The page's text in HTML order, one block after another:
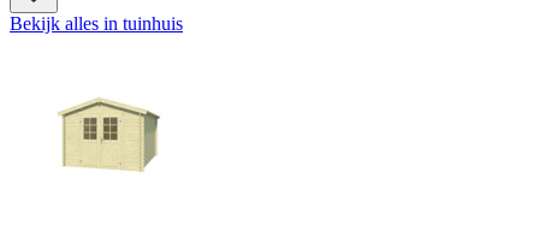
Bekijk alles in tuinhuis